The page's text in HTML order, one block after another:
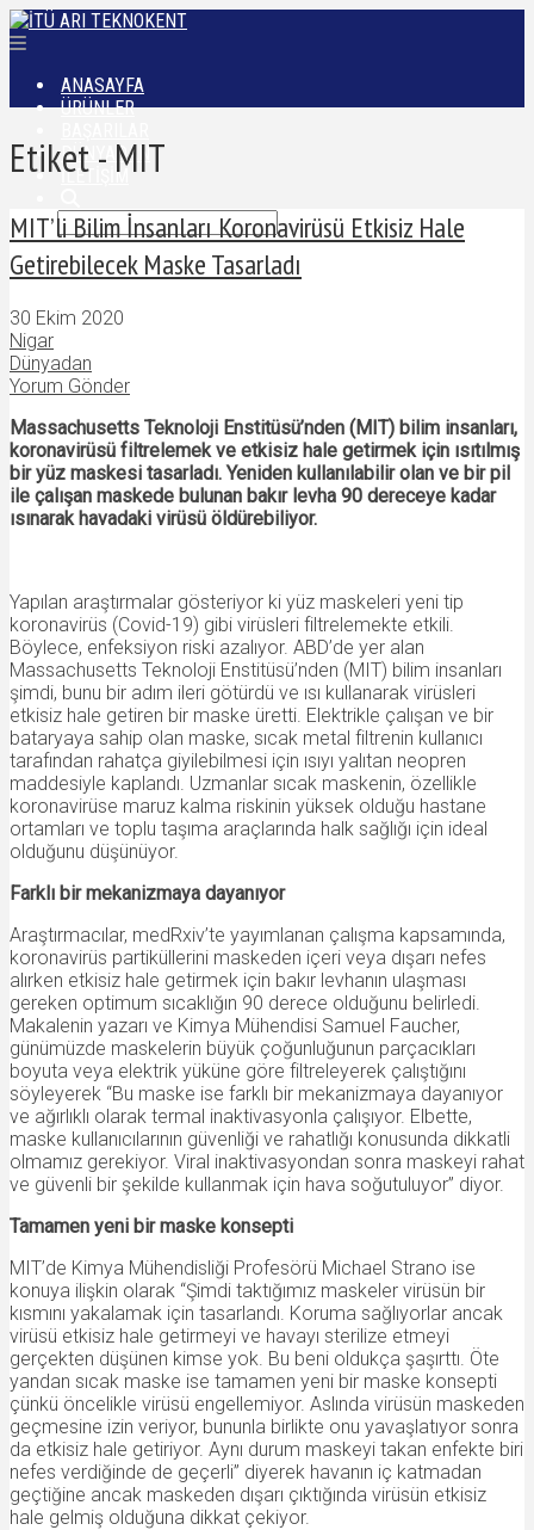
ANASAYFA
ÜRÜNLER
DÜNYADAN
İLETIŞIM
Etiket - MIT
MIT’li Bilim İnsanları Koronavirüsü Etkisiz Hale
Getirebilecek Maske Tasarladı
30 Ekim 2020
Nigar
Dünyadan
Yorum Gönder
Massachusetts Teknoloji Enstitüsü’nden (MIT) bilim insanları,
koronavirüsü filtrelemek ve etkisiz hale getirmek için ısıtılmış
bir yüz maskesi tasarladı. Yeniden kullanılabilir olan ve bir pil
ile çalışan maskede bulunan bakır levha 90 dereceye kadar
ısınarak havadaki virüsü öldürebiliyor.
Yapılan araştırmalar gösteriyor ki yüz maskeleri yeni tip
koronavirüs (Covid-19) gibi virüsleri filtrelemekte etkili.
Böylece, enfeksiyon riski azalıyor. ABD’de yer alan
Massachusetts Teknoloji Enstitüsü’nden (MIT) bilim insanları
şimdi, bunu bir adım ileri götürdü ve ısı kullanarak virüsleri
etkisiz hale getiren bir maske üretti. Elektrikle çalışan ve bir
bataryaya sahip olan maske, sıcak metal filtrenin kullanıcı
tarafından rahatça giyilebilmesi için ısıyı yalıtan neopren
maddesiyle kaplandı. Uzmanlar sıcak maskenin, özellikle
koronavirüse maruz kalma riskinin yüksek olduğu hastane
ortamları ve toplu taşıma araçlarında halk sağlığı için ideal
olduğunu düşünüyor.
Farklı bir mekanizmaya dayanıyor
Araştırmacılar, medRxiv’te yayımlanan çalışma kapsamında,
koronavirüs partiküllerini maskeden içeri veya dışarı nefes
alırken etkisiz hale getirmek için bakır levhanın ulaşması
gereken optimum sıcaklığın 90 derece olduğunu belirledi.
Makalenin yazarı ve Kimya Mühendisi Samuel Faucher,
günümüzde maskelerin büyük çoğunluğunun parçacıkları
boyuta veya elektrik yüküne göre filtreleyerek çalıştığını
söyleyerek “Bu maske ise farklı bir mekanizmaya dayanıyor
ve ağırlıklı olarak termal inaktivasyonla çalışıyor. Elbette,
maske kullanıcılarının güvenliği ve rahatlığı konusunda dikkatli
olmamız gerekiyor. Viral inaktivasyondan sonra maskeyi rahat
ve güvenli bir şekilde kullanmak için hava soğutuluyor” diyor.
Tamamen yeni bir maske konsepti
MIT’de Kimya Mühendisliği Profesörü Michael Strano ise
konuya ilişkin olarak “Şimdi taktığımız maskeler virüsün bir
kısmını yakalamak için tasarlandı. Koruma sağlıyorlar ancak
virüsü etkisiz hale getirmeyi ve havayı sterilize etmeyi
gerçekten düşünen kimse yok. Bu beni oldukça şaşırttı. Öte
yandan sıcak maske ise tamamen yeni bir maske konsepti
çünkü öncelikle virüsü engellemiyor. Aslında virüsün maskeden
geçmesine izin veriyor, bununla birlikte onu yavaşlatıyor sonra
da etkisiz hale getiriyor. Aynı durum maskeyi takan enfekte biri
nefes verdiğinde de geçerli” diyerek havanın iç katmadan
geçtiğine ancak maskeden dışarı çıktığında virüsün etkisiz
hale gelmiş olduğuna dikkat çekiyor.